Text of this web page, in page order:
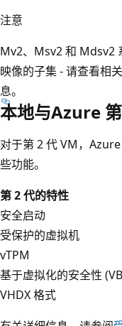
注意
Mv2、Msv2 和 Mdsv2
映像的子集 - 请查看相
息。
本地与Azure
对于第 2 代 VM，
些功能。
第 2 代的特性
安全启动
受保护的虚拟机
vTPM
基于虚拟化的安全性
VHDX 格式